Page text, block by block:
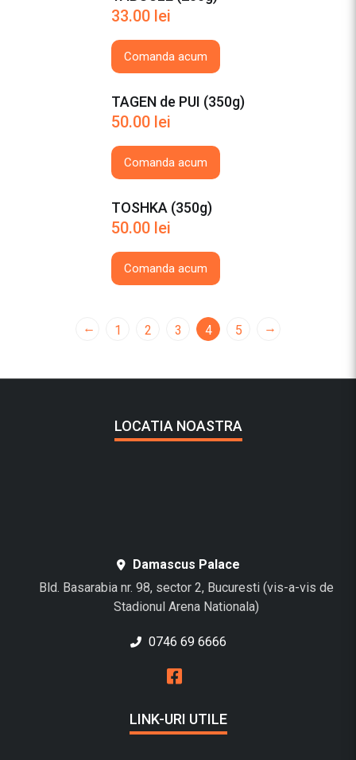
33.00 lei
Comanda acum
TAGEN de PUI (350g)
50.00 lei
Comanda acum
TOSHKA (350g)
50.00 lei
Comanda acum
← 1 2 3 4 5 →
LOCATIA NOASTRA
Damascus Palace
Bld. Basarabia nr. 98, sector 2, Bucuresti (vis-a-vis de
Stadionul Arena Nationala)
0746 69 6666
LINK-URI UTILE